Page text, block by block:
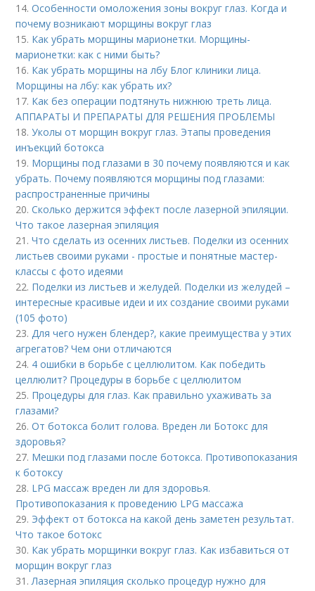
14.Особенности омоложения зоны вокруг глаз. Когда и
почему возникают морщины вокруг глаз
15. Как убрать морщины марионетки. Морщины-
марионетки: как с ними быть?
16. Как убрать морщины на лбу Блог клиники лица.
Морщины на лбу: как убрать их?
17. Как без операции подтянуть нижнюю треть лица.
АППАРАТЫ И ПРЕПАРАТЫ ДЛЯ РЕШЕНИЯ ПРОБЛЕМЫ
18.Уколы от морщин вокруг глаз. Этапы проведения
инъекций ботокса
19. Морщины под глазами в 30 почему появляются и как
убрать. Почему появляются морщины под глазами:
распространенные причины
20.Сколько держится эффект после лазерной эпиляции.
Что такое лазерная эпиляция
21.Что сделать из осенних листьев. Поделки из осенних
листьев своими руками - простые и понятные мастер-
классы с фото идеями
22. Поделки из листьев и желудей. Поделки из желудей –
интересные красивые идеи и их создание своими руками
(105 фото)
23. Для чего нужен блендер?, какие преимущества у этих
агрегатов? Чем они отличаются
24. 4 ошибки в борьбе с целлюлитом. Как победить
целлюлит? Процедуры в борьбе с целлюлитом
25. Процедуры для глаз. Как правильно ухаживать за
глазами?
26.От ботокса болит голова. Вреден ли Ботокс для
здоровья?
27. Мешки под глазами после ботокса. Противопоказания
к ботоксу
28. LPG массаж вреден ли для здоровья.
Противопоказания к проведению LPG массажа
29. Эффект от ботокса на какой день заметен результат.
Что такое ботокс
30. Как убрать морщинки вокруг глаз. Как избавиться от
морщин вокруг глаз
31. Лазерная эпиляция сколько процедур нужно для